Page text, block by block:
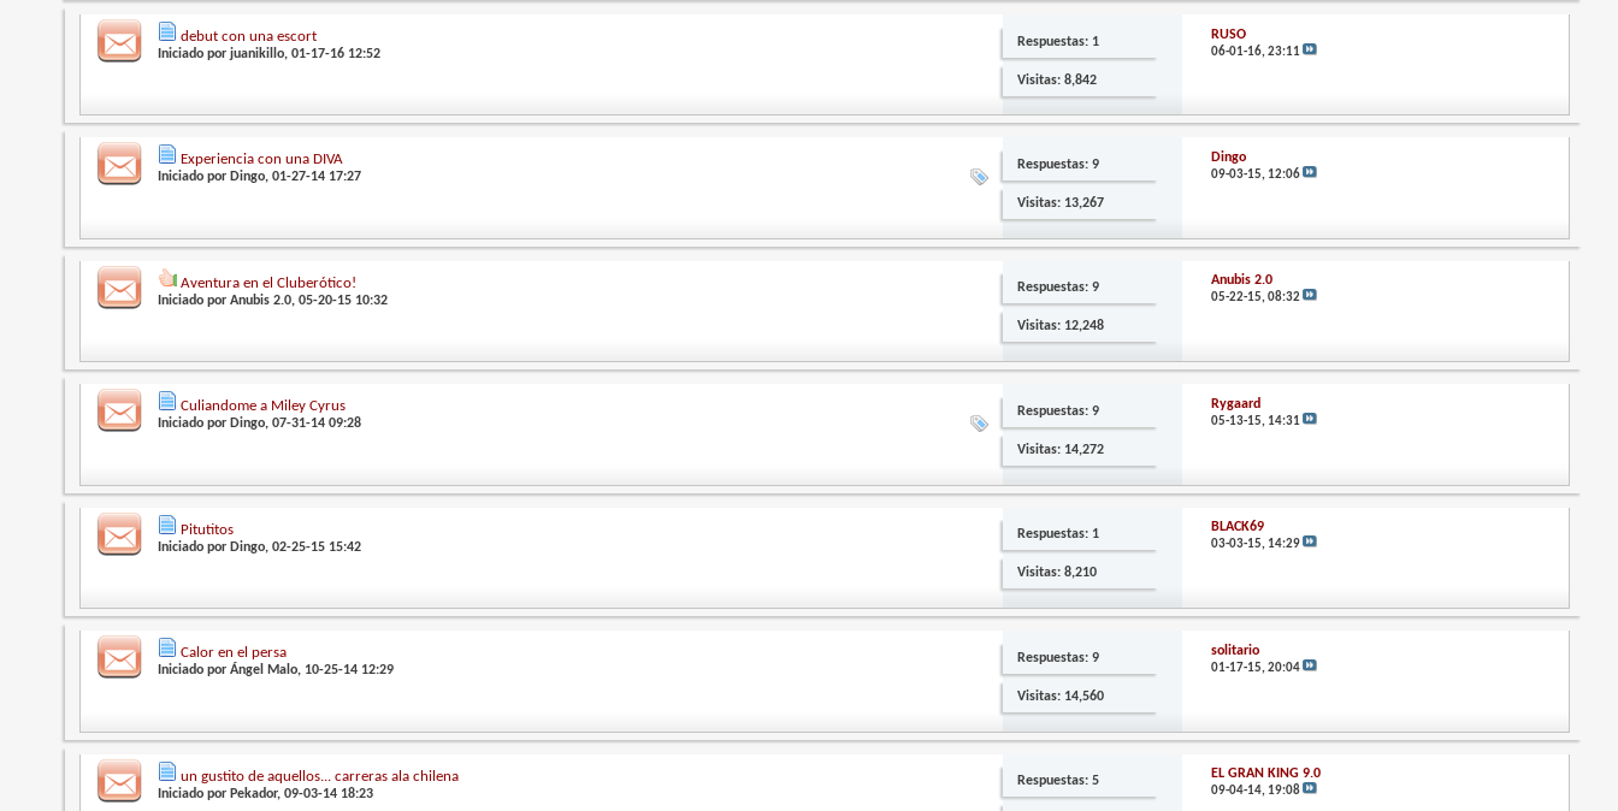
debut con una escort
Iniciado por juanikillo, 01-17-16 12:52
Respuestas: 1
Visitas: 8,842
RUSO
06-01-16,23:11
Experiencia con una DIVA
Iniciado por Dingo, 01-27-14 17:27
Respuestas: 9
Visitas: 13,267
Dingo
09-03-15, 12:06
Aventura en el Cluberótico!
Iniciado por Anubis 2.0, 05-20-15 10:32
Respuestas: 9
Visitas: 12,248
Anubis 2.0
05-22-15,08:32
Culiandome a Miley Cyrus
Iniciado por Dingo, 07-31-14 09:28
Respuestas: 9
Visitas: 14,272
Rygaard
05-13-15, 14:31
Pitutitos
Iniciado por Dingo, 02-25-15 15:42
Respuestas: 1
Visitas: 8,210
BLACK69
03-03-15, 14:29
Calor en el persa
Iniciado por Ángel Malo, 10-25-14 12:29
Respuestas: 9
Visitas: 14,560
solitario
01-17-15,20:04
un gustito de aquellos... carreras ala chilena
Iniciado por Pekador, 09-03-14 18:23
Respuestas: 5 EL GRAN KING 9.0
09-04-14, 19:08